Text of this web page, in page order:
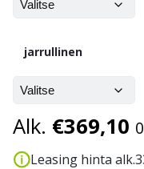
jarrullinen
Alk. €369,10
Leasing hinta alk.